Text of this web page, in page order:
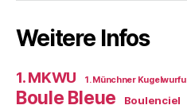
Weitere Infos
1. MKWU 1. Münchner
Boule Bleue Boulenciel